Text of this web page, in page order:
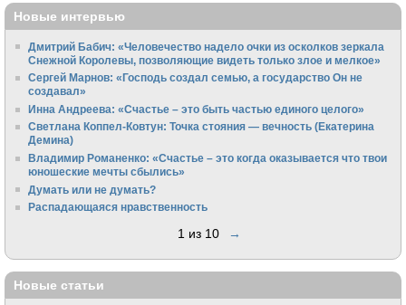
Новые интервью
Дмитрий Бабич: «Человечество надело очки из осколков зеркала
Снежной Королевы, позволяющие видеть только злое и мелкое»
Сергей Марнов: «Господь создал семью, а государство Он не
создавал»
Инна Андреева: «Счастье – это быть частью единого целого»
Светлана Коппел-Ковтун: Точка стояния — вечность (Екатерина
Демина)
Владимир Романенко: «Счастье – это когда оказывается что твои
юношеские мечты сбылись»
Думать или не думать?
Распадающаяся нравственность
1 из 10 →
Новые статьи